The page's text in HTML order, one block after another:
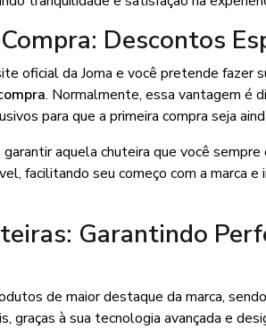
Descontos
oficial da Joma e você pretende fazer
. Normalmente, essa vantagem é
para que a primeira compra seja
aquela chuteira que você
facilitando seu começo com a marca
Garantindo
de maior destaque da marca,
graças à sua tecnologia avançada e